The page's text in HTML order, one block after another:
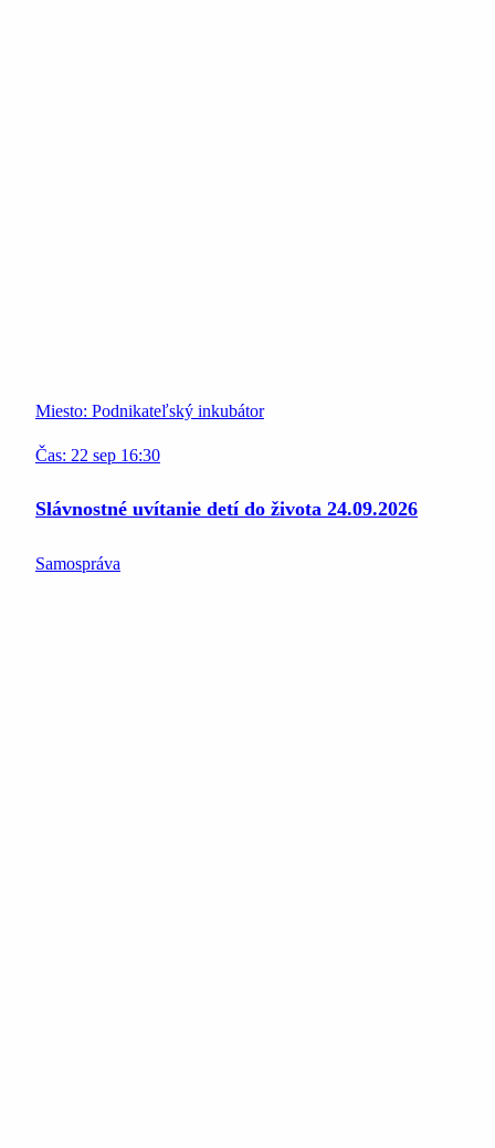
Miesto: Podnikateľský inkubátor
Čas: 22 sep 16:30
Slávnostné uvítanie detí do života 24.09.2026
Samospráva